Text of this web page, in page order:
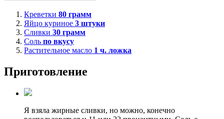
Креветки 80 грамм
Яйцо куриное 3 штуки
Сливки 30 грамм
Соль по вкусу
Растительное масло 1 ч. ложка
Приготовление
Я взяла жирные сливки, но можно, конечно